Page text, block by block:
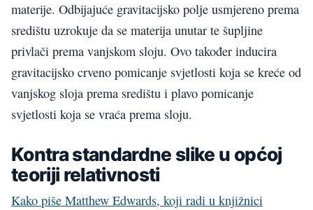
materije. Odbijajuće gravitacijsko polje usmjereno prema
središtu uzrokuje da se materija unutar te šupljine
privlači prema vanjskom sloju. Ovo također inducira
gravitacijsko crveno pomicanje svjetlosti koja se kreće od
vanjskog sloja prema središtu i plavo pomicanje
svjetlosti koja se vraća prema sloju.
Kontra standardne slike u općoj
teoriji relativnosti
Kako piše Matthew Edwards, koji radi u knjižnici